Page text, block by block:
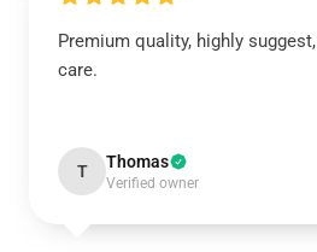
Premium quality, highly
care.
T Thomas
Verified owner